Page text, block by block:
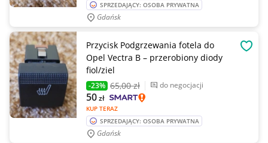
SPRZEDAJĄCY: OSOBA PRYWATNA
Gdańsk
Przycisk Podgrzewania fotela do
Opel Vectra B – przerobiony diody
fiol/ziel
-23% 65,00 zł do negocjacji
KUP TERAZ
50zł
SPRZEDAJĄCY: OSOBA PRYWATNA
Gdańsk